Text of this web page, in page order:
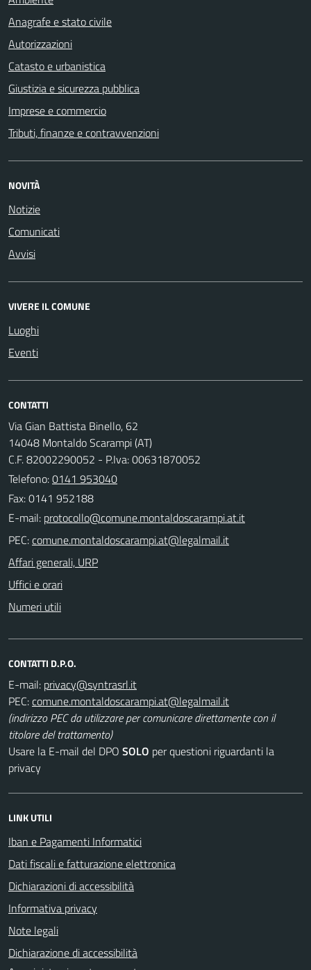
Anagrafe e stato civile
Autorizzazioni
Catasto e urbanistica
Giustizia e sicurezza pubblica
Imprese e commercio
Tributi, finanze e contravvenzioni
NOVITÀ
Notizie
Comunicati
Avvisi
VIVERE IL COMUNE
Luoghi
Eventi
CONTATTI
Via Gian Battista Binello, 62
14048 Montaldo Scarampi (AT)
C.F. 82002290052 - P.Iva: 00631870052
Telefono:0141 953040
Fax: 0141 952188
E-mail:
PEC:
Affari generali, URP
Uffici e orari
Numeri utili
CONTATTI D.P.O.
E-mail:
PEC:
(indirizzo PEC da utilizzare per comunicare direttamente con il
titolare del trattamento)
Usare la E-mail del DPO SOLO per questioni riguardanti la
privacy
LINK UTILI
Iban e Pagamenti Informatici
Dati fiscali e fatturazione elettronica
Dichiarazioni di accessibilità
Informativa privacy
Note legali
Dichiarazione di accessibilità